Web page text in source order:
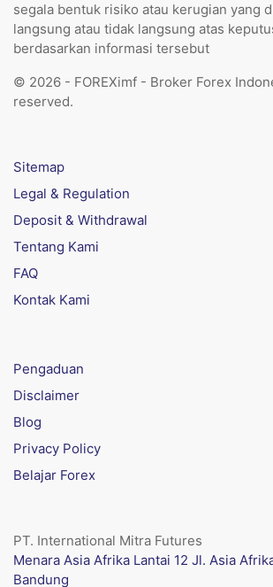
segala bentuk risiko atau kerugian yang
langsung atau tidak langsung atas
berdasarkan informasi tersebut
© 2026 - FOREXimf - Broker Forex
reserved.
Sitemap
Legal & Regulation
Deposit & Withdrawal
Tentang Kami
FAQ
Kontak Kami
Pengaduan
Disclaimer
Blog
Privacy Policy
Belajar Forex
PT. International Mitra Futures
Menara Asia Afrika Lantai 12 Jl. Asia
Bandung